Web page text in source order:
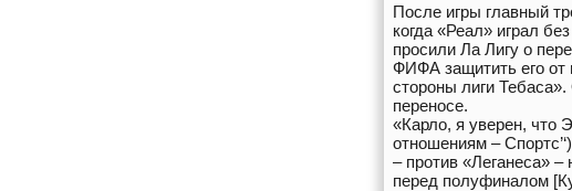
После игры главный
когда «Реал» играл
просили Ла Лигу о
ФИФА защитить его от
стороны лиги
переносе.
«Карло, я уверен, что
отношениям –
– против «Леганеса»
перед полуфиналом